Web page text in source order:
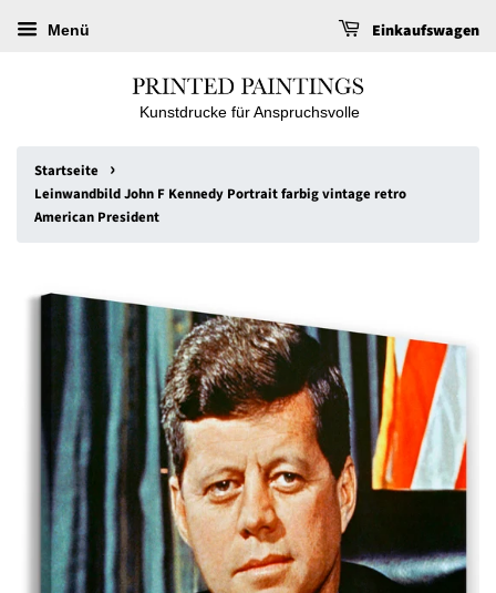
Menü Einkaufswagen
Kunstdrucke für Anspruchsvolle
Startseite ›
Leinwandbild John F Kennedy Portrait farbig vintage retro
American President